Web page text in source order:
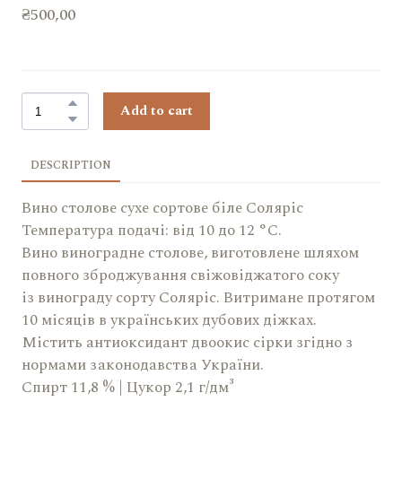
₴500,00
Add to cart
DESCRIPTION
Вино столове сухе сортове біле Соляріс
Температура подачі: від 10 до 12 °C.
Вино виноградне столове, виготовлене шляхом
повного зброджування свіжовіджатого соку
із винограду сорту Соляріс. Витримане протягом
10 місяців в українських дубових діжках.
Містить антиоксидант двоокис сірки згідно з
нормами законодавства України.
Спирт 11,8 % | Цукор 2,1 г/дм³